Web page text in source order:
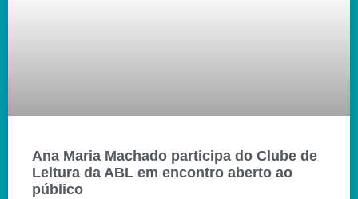
Ana Maria Machado participa do Clube de
Leitura da ABL em encontro aberto ao
público